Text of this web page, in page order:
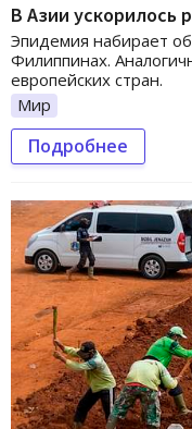
В Азии ускорилось
Эпидемия набирает
Филиппинах.
европейских стран.
Мир
Подробнее